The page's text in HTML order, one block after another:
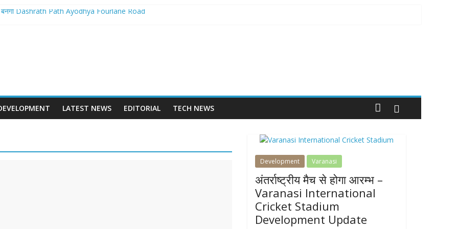
बनेगा Dashrath Path Ayodhya Fourlane Road
– Mohansarai Lahartara 6 Lane Road Varanasi
पुल – Prayagraj 6 Lane Ganga Bridge
LATEST NEWS EDITORIAL TECH NEWS
Development Varanasi
अंतर्राष्ट्रीय मैच से होगा आरम्भ –
Varanasi International
Cricket Stadium
Development Update